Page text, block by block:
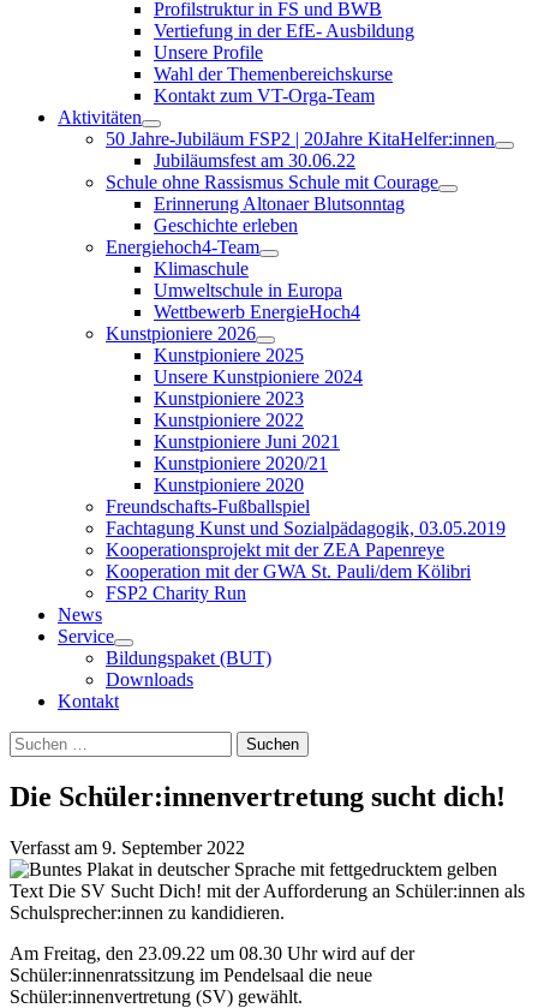
Profilstruktur in FS und BWB
Vertiefung in der EfE- Ausbildung
Unsere Profile
Wahl der Themenbereichskurse
Kontakt zum VT-Orga-Team
Aktivitäten
50 Jahre-Jubiläum FSP2 | 20Jahre KitaHelfer:innen
Jubiläumsfest am 30.06.22
Schule ohne Rassismus Schule mit Courage
Erinnerung Altonaer Blutsonntag
Geschichte erleben
Energiehoch4-Team
Klimaschule
Umweltschule in Europa
Wettbewerb EnergieHoch4
Kunstpioniere 2026
Kunstpioniere 2025
Unsere Kunstpioniere 2024
Kunstpioniere 2023
Kunstpioniere 2022
Kunstpioniere Juni 2021
Kunstpioniere 2020/21
Kunstpioniere 2020
Freundschafts-Fußballspiel
Fachtagung Kunst und Sozialpädagogik, 03.05.2019
Kooperationsprojekt mit der ZEA Papenreye
Kooperation mit der GWA St. Pauli/dem Kölibri
FSP2 Charity Run
News
Service
Bildungspaket (BUT)
Downloads
Kontakt
Suchen
Suchen
nach:
Die Schüler:innenvertretung sucht dich!
Verfasst am 9. September 2022
Am Freitag, den 23.09.22 um 08.30 Uhr wird auf der
Schüler:innenratssitzung im Pendelsaal die neue
Schüler:innenvertretung (SV) gewählt.